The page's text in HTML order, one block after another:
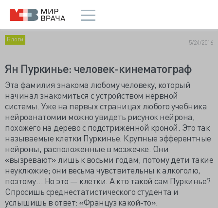
Блоги 5/24/2016
Ян Пуркинье: человек-кинематограф
Эта фамилия знакома любому человеку, который
начинал знакомиться с устройством нервной
системы. Уже на первых страницах любого учебника
нейроанатомии можно увидеть рисунок нейрона,
похожего на дерево с подстриженной кроной. Это так
называемые клетки Пуркинье. Крупные эфферентные
нейроны, расположенные в мозжечке. Они
«вызревают» лишь к восьми годам, потому дети такие
неуклюжие; они весьма чувствительны к алкоголю,
поэтому… Но это — клетки. А кто такой сам Пуркинье?
Спросишь среднестатистического студента и
услышишь в ответ: «Француз какой-то».